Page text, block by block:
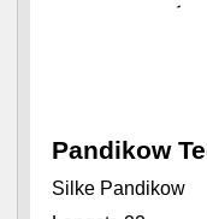
Pandikow
Silke Pandikow